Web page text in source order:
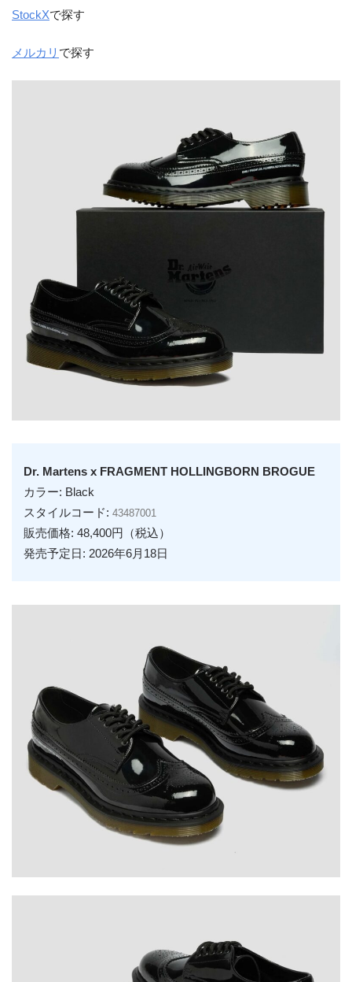
StockXで探す
メルカリ で探す
Dr. Martens x FRAGMENT HOLLINGBORN BROGUE
カラー: Black
スタイルコード: 43487001
販売価格: 48,400円（税込）
発売予定日: 2026年6月18日